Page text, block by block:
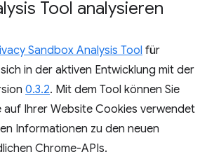
Tool analysieren
Sandbox Analysis Tool für
in der aktiven Entwicklung mit der
0.3.2. Mit dem Tool können Sie
auf Ihrer Website Cookies verwendet
Informationen zu den neuen
Chrome-APIs.